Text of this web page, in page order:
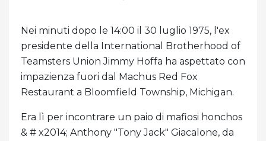
Nei minuti dopo le 14:00 il 30 luglio 1975, l'ex
presidente della International Brotherhood of
Teamsters Union Jimmy Hoffa ha aspettato con
impazienza fuori dal Machus Red Fox
Restaurant a Bloomfield Township, Michigan.
Era lì per incontrare un paio di mafiosi honchos
& # x2014; Anthony "Tony Jack" Giacalone, da